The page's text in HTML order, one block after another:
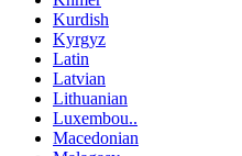
Kurdish
Kyrgyz
Latin
Latvian
Lithuanian
Luxembou..
Macedonian